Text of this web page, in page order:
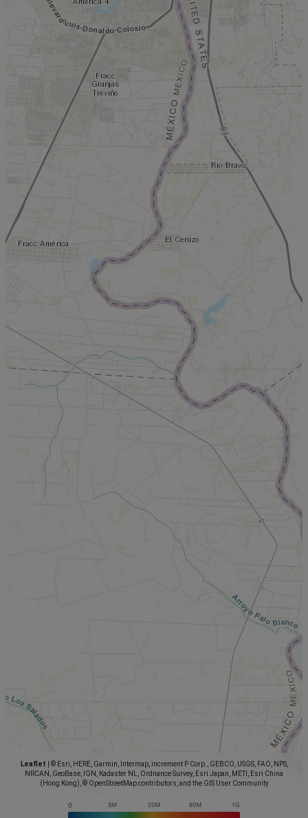
Leaflet
© Esri, HERE, Garmin, Intermap, increment P Corp., GEBCO, USGS, FAO, NPS,
NRCAN, GeoBase, IGN, Kadaster NL, Ordnance Survey, Esri Japan, METI, Esri China
(Hong Kong), © OpenStreetMap contributors, and the GIS User Community